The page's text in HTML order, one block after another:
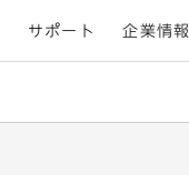
サポート 企業情報